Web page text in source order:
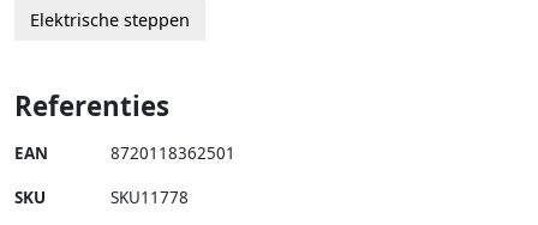
Elektrische steppen
Referenties
EAN 8720118362501
SKU SKU11778